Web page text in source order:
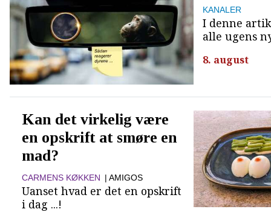
KANALER
I denne
alle ugens
8. august
Kan det virkelig være
en opskrift at smøre en
mad?
CARMENS KØKKEN | AMIGOS
Uanset hvad er det en opskrift
i dag ...!